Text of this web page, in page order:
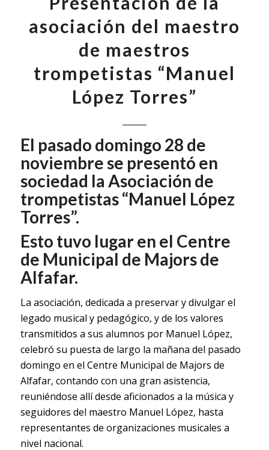
asociación del maestro
de maestros
trompetistas “Manuel
López Torres”
El pasado domingo 28 de
noviembre se presentó en
sociedad la Asociación de
trompetistas “Manuel López
Torres”.
Esto tuvo lugar en el Centre
de Municipal de Majors de
Alfafar.
La asociación, dedicada a preservar y divulgar el
legado musical y pedagógico, y de los valores
transmitidos a sus alumnos por Manuel López,
celebró su puesta de largo la mañana del pasado
domingo en el Centre Municipal de Majors de
Alfafar, contando con una gran asistencia,
reuniéndose allí desde aficionados a la música y
seguidores del maestro Manuel López, hasta
representantes de organizaciones musicales a
nivel nacional.